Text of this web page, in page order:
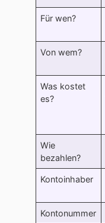
Für wen?
Von wem?
Was kostet
es?
Wie
bezahlen?
Kontoinhaber
Kontonummer